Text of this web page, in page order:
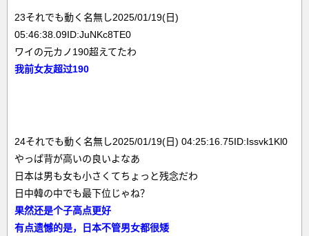
23それでも動く名無し2025/01/19(日)
05:46:38.09ID:JuNKc8TE0
ワイの元カノ190超えてたわ
我前女友超过190
24それでも動く名無し2025/01/19(日) 04:25:16.75ID:Issvk1Kl0
やっぱ背が高いの良いよなあ
日本は男も女も小さくてちょっと残念だわ
日中韓の中でも最下位じゃね？
果然还是个子高点更好
有点遗憾的是，日本不管男女都很矮